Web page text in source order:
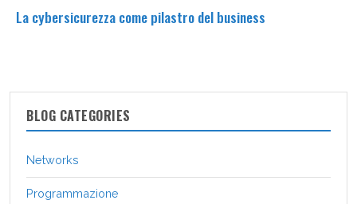
La cybersicurezza come pilastro del business
BLOG CATEGORIES
Networks
Programmazione